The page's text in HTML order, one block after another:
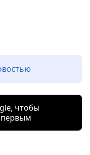
чтобы
первым